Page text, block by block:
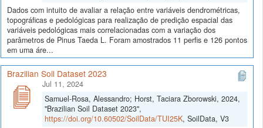
Dados com intuito de avaliar a relação entre variáveis dendrométricas,
topográficas e pedológicas para realização de predição espacial das
variáveis pedológicas mais correlacionadas com a variação dos
parâmetros de Pinus Taeda L. Foram amostrados 11 perfis e 126 pontos
em uma áre...
Brazilian Soil Dataset 2023
Jul 11, 2024
Samuel-Rosa, Alessandro; Horst, Taciara Zborowski, 2024,
"Brazilian Soil Dataset 2023",
https://doi.org/10.60502/SoilData/TUI25K, SoilData, V3